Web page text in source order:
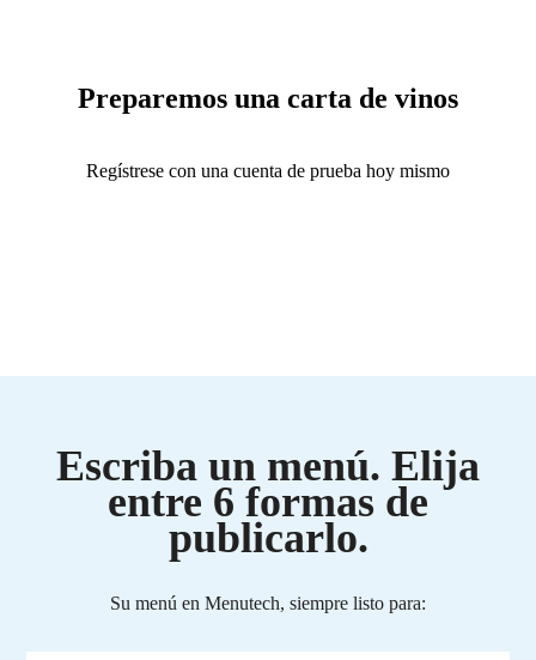
Preparemos una carta de vinos
Regístrese con una cuenta de prueba hoy mismo
Escriba un menú. Elija
entre 6 formas de
publicarlo.
Su menú en Menutech, siempre listo para: